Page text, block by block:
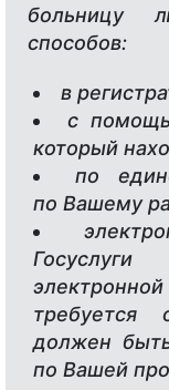
больницу
способов:
в
с
который
по
по Вашему
Госуслуги
требуется
должен
по Вашей